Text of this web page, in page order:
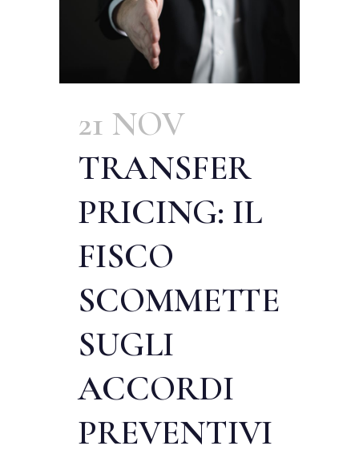
21 NOV
TRANSFER
PRICING: IL
FISCO
SCOMMETTE
SUGLI
ACCORDI
PREVENTIVI